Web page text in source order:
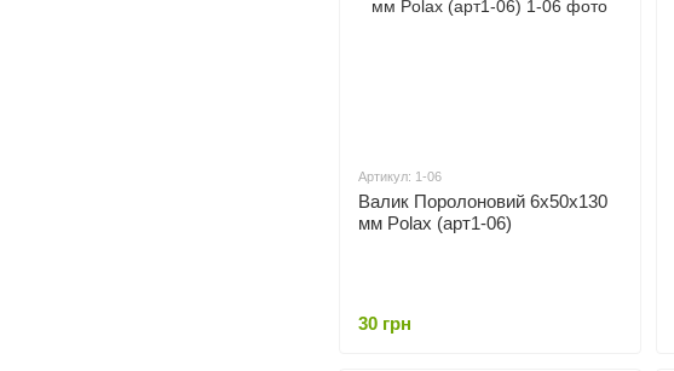
Артикул: 1-06
Валик Поролоновий 6х50х130
мм Polax (арт1-06)
30 грн